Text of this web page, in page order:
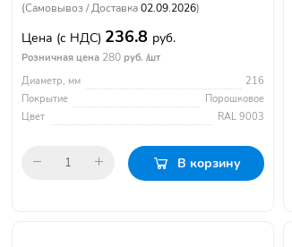
(Самовывоз / Доставка02.09.2026)
Цена (с НДС) 236.8 руб.
Розничная цена 280 руб. /шт
Диаметр, мм
216
Покрытие
Порошковое
Цвет
RAL 9003
В корзину